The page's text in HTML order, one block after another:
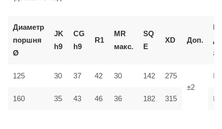
Диаметр
поршня
Ø
JK
h9
CG
h9
R1
MR
макс.
SQ
E
XD Доп.
125 30 37 42 30 142
275
±2
160 35 43 46 36 182 315